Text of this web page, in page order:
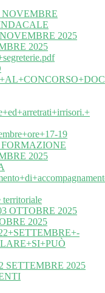
NOVEMBRE
2025
2025
19
2025
territoriale
OTTOBRE 2025
2025
SETTEMBRE 2025